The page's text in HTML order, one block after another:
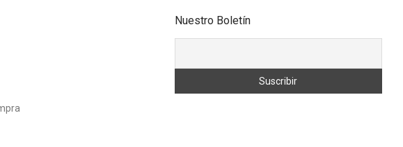
Nuestro Boletín